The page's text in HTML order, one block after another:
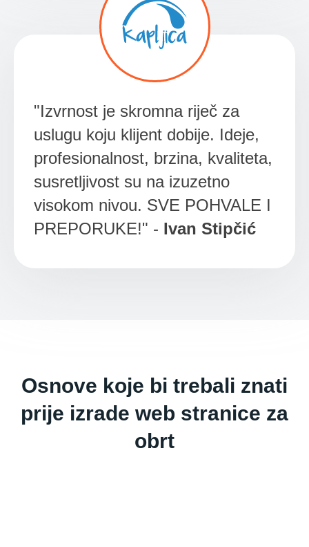
"Izvrnost je skromna riječ za
uslugu koju klijent dobije. Ideje,
profesionalnost, brzina, kvaliteta,
susretljivost su na izuzetno
visokom nivou. SVE POHVALE I
PREPORUKE!" - Ivan Stipčić
Osnove koje bi trebali znati
prije izrade web stranice za
obrt